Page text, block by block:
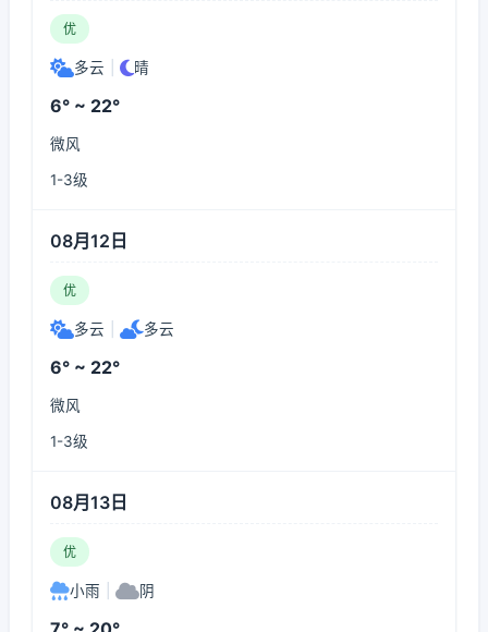
优
多云 晴
6° ~ 22°
微风
1-3级
08月12日
优
多云 多云
6° ~ 22°
微风
1-3级
08月13日
优
小雨 阴